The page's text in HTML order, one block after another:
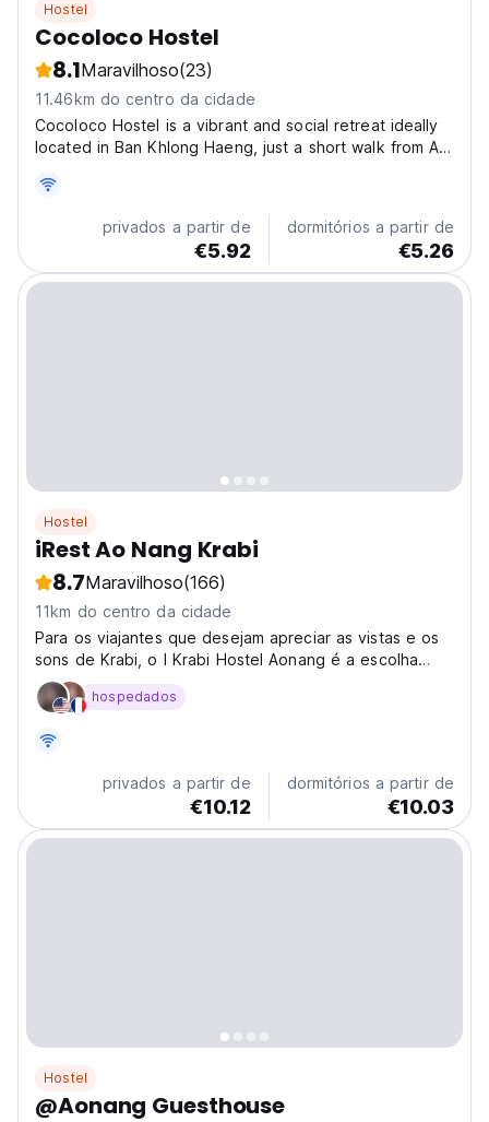
Hostel
Cocoloco Hostel
8.1Maravilhoso(23)
11.46km do centro da cidade
Cocoloco Hostel is a vibrant and social retreat ideally
located in Ban Khlong Haeng, just a short walk from Ao
combined with comfort and convenience. Guests can
choose from clean and modern dormitories,...
privados a partir de
€5.92
dormitórios a partir de
€5.26
Hostel
iRest Ao Nang Krabi
8.7Maravilhoso(166)
11km do centro da cidade
Para os viajantes que desejam apreciar as vistas e os
sons de Krabi, o I Krabi Hostel Aonang é a escolha
perfeita.
hospedados
privados a partir de
€10.12
dormitórios a partir de
€10.03
Hostel
@Aonang Guesthouse